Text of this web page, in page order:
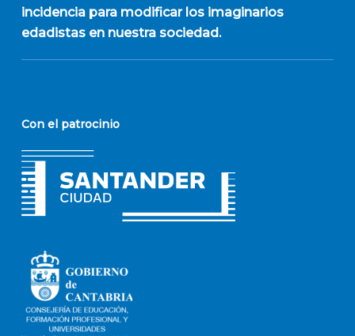
incidencia para modificar los imaginarios
edadistas en nuestra sociedad.
Con el patrocinio